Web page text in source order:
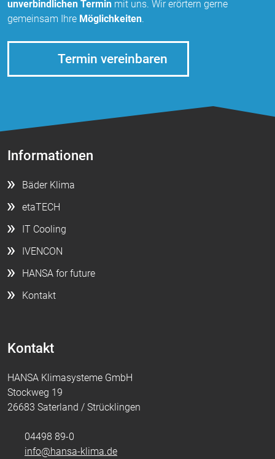
unverbindlichen Termin mit uns. Wir erörtern gerne
gemeinsam Ihre Möglichkeiten.
Termin vereinbaren
Informationen
Bäder Klima
etaTECH
IT Cooling
IVENCON
HANSA for future
Kontakt
Kontakt
HANSA Klimasysteme GmbH
Stockweg 19
26683 Saterland / Strücklingen
04498 89-0
info@hansa-klima.de
1 Jahr
STATISTIK
Google Tag Manager und Google
Um Inhalte von Videoplattformen und Social Media
Plattformen anzeigen zu können, werden von
YouTube